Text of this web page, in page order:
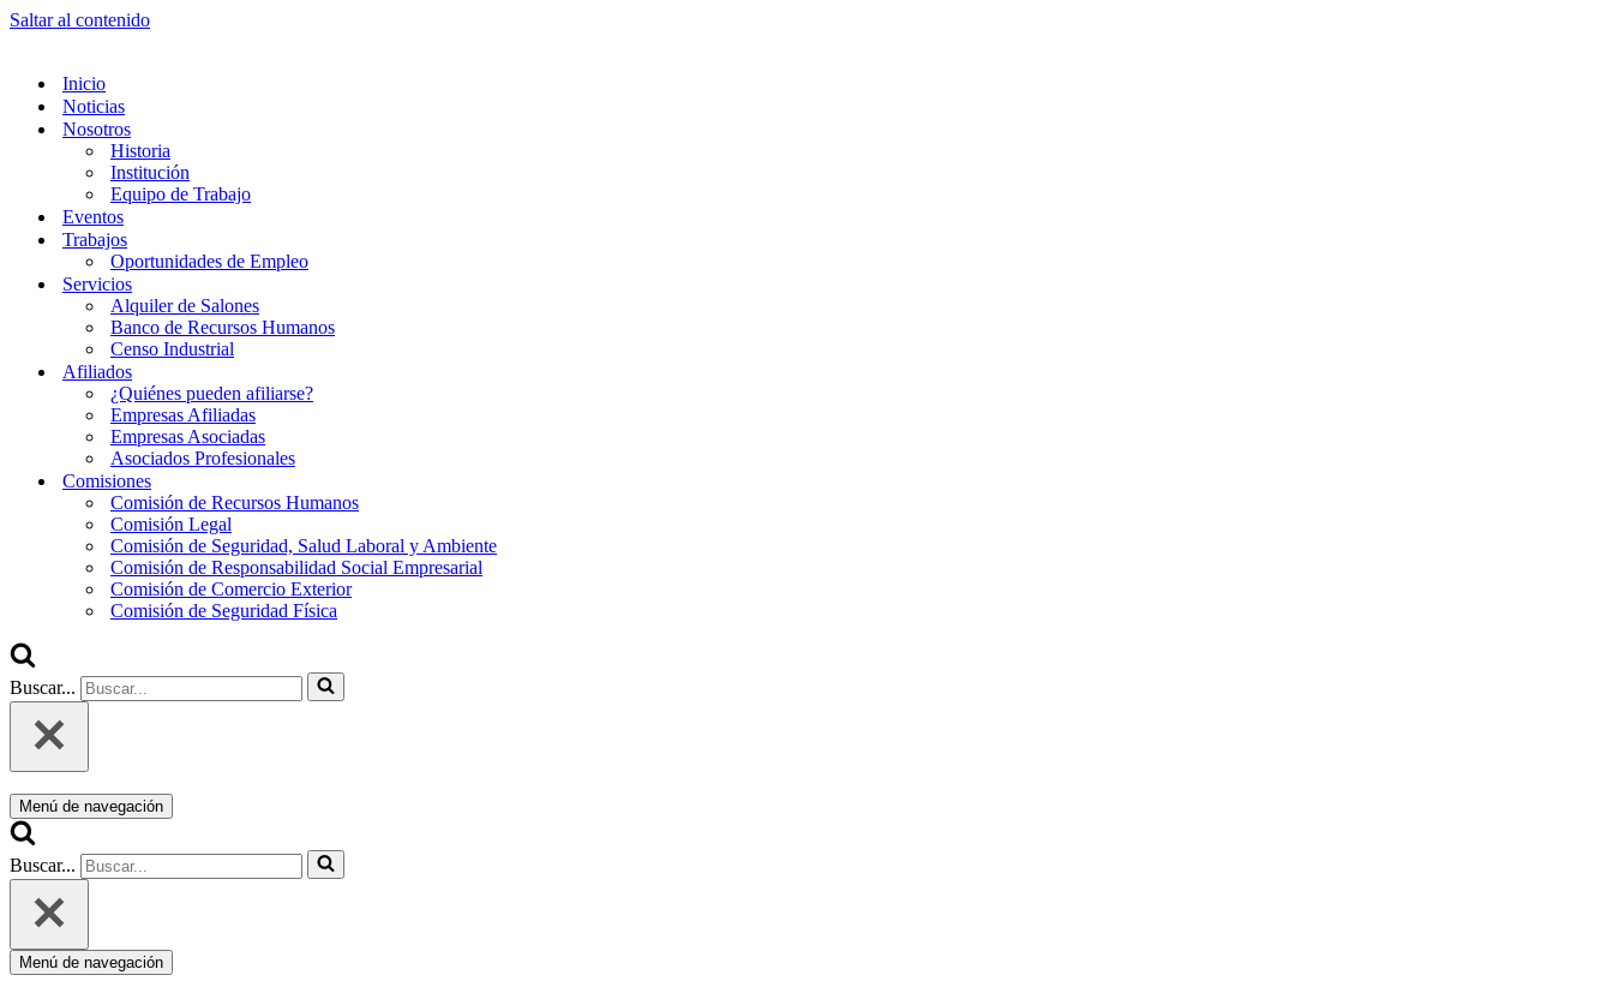
Saltar al contenido
Inicio
Noticias
Nosotros
Historia
Institución
Equipo de Trabajo
Eventos
Trabajos
Oportunidades de Empleo
Servicios
Alquiler de Salones
Banco de Recursos Humanos
Censo Industrial
Afiliados
¿Quiénes pueden afiliarse?
Empresas Afiliadas
Empresas Asociadas
Asociados Profesionales
Comisiones
Comisión de Recursos Humanos
Comisión Legal
Comisión de Seguridad, Salud Laboral y Ambiente
Comisión de Responsabilidad Social Empresarial
Comisión de Comercio Exterior
Comisión de Seguridad Física
Buscar...
Menú de navegación
Buscar...
Menú de navegación